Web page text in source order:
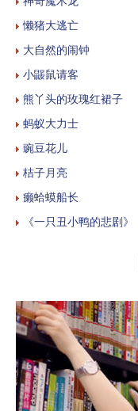
懒猪大逃亡
大自然的闹钟
小鼹鼠请客
熊丫头的玫瑰红裙子
蚂蚁大力士
豌豆花儿
桔子月亮
癞蛤蟆船长
《一只丑小鸭的悲剧》